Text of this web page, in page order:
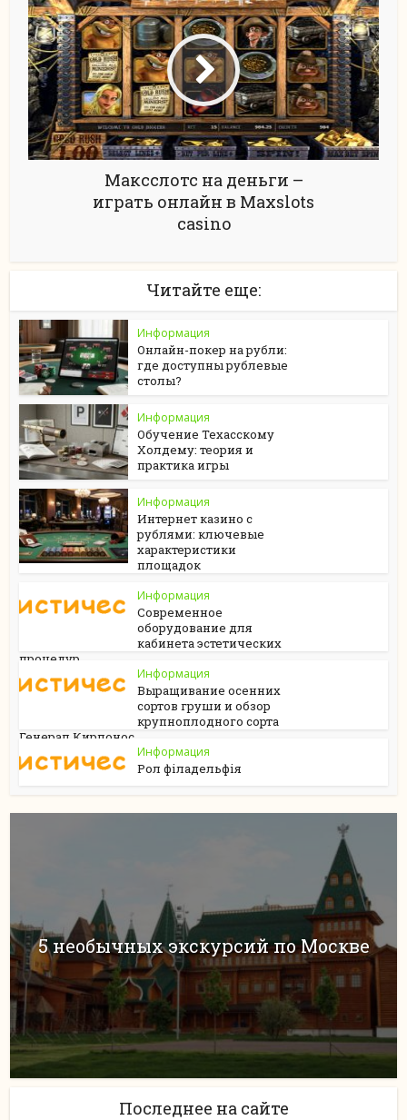
Максслотс на деньги –
играть онлайн в Maxslots
casino
Читайте еще:
Информация
Онлайн-покер на рубли:
где доступны рублевые
столы?
Информация
Обучение Техасскому
Холдему: теория и
практика игры
Информация
Интернет казино с
рублями: ключевые
характеристики
площадок
Информация
Современное
оборудование для
кабинета эстетических
процедур
Информация
Выращивание осенних
сортов груши и обзор
крупноплодного сорта
Генерал Кирпонос
Информация
Рол філадельфія
5 необычных экскурсий по Москве
Последнее на сайте